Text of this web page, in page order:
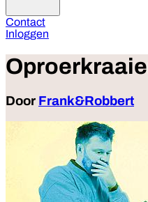
Contact
Inloggen
Door Frank&Robbert